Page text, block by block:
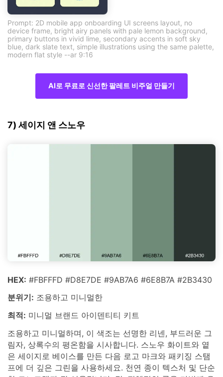
Prompt: 2D mobile app onboarding UI screens layout, no
device frame, bright airy panels with pale lemon background,
primary buttons in vivid lime, secondary accents in soft sky
blue, dark slate text, simple illustrations using the same palette,
modern flat style --ar 9:16
AI로 무료로 신선한 팔레트 비주얼 만들기
7) 세이지 앤 스노우
HEX: #FBFFFD #D8E7DE #9AB7A6 #6E8B7A #2B3430
분위기: 조용하고 미니멀한
최적: 미니멀 브랜드 아이덴티티 키트
조용하고 미니멀하며, 이 색조는 선명한 리넨, 부드러운 그
림자, 상록수의 평온함을 시사합니다. 스노우 화이트와 옅
은 세이지로 베이스를 만든 다음 로고 마크와 패키징 스탬
프에 더 깊은 그린을 사용하세요. 천연 종이 텍스처 및 단순